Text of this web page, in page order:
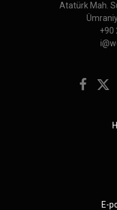
Atatürk Mah.
+90
X
E-